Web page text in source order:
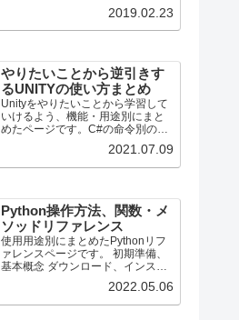
2019.02.23
やりたいことから逆引きす
るUNITYの使い方まとめ
Unityをやりたいことから学習して
いけるよう、機能・用途別にまと
めたページです。C#の命令別の逆
引きは現時点で作っていません。
2019の時期に書き始めているの
で、それより前のバージョンにつ
2021.07.09
Python操作方法、関数・メ
ソッドリファレンス
使用用途別にまとめたPythonリフ
ァレンスページです。 初期準備、
基本概念 ダウンロード、インスト
ール、起動 ShellとEditor、保存、
実行 保存したPythonの起動 コメン
ト、docstring、行またぎ コメン
2022.05.06